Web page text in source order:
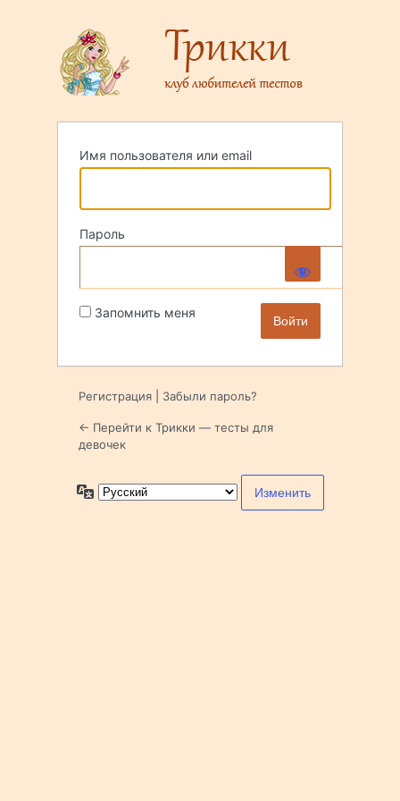
Имя пользователя или email
Пароль
Запомнить меня
Регистрация Забыли пароль?
← Перейти к Трикки — тесты для
девочек
Язык